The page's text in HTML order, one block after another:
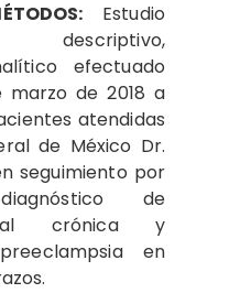
Estudio
descriptivo,
efectuado
de 2018 a
atendidas
de México Dr.
seguimiento por
de
crónica y
en